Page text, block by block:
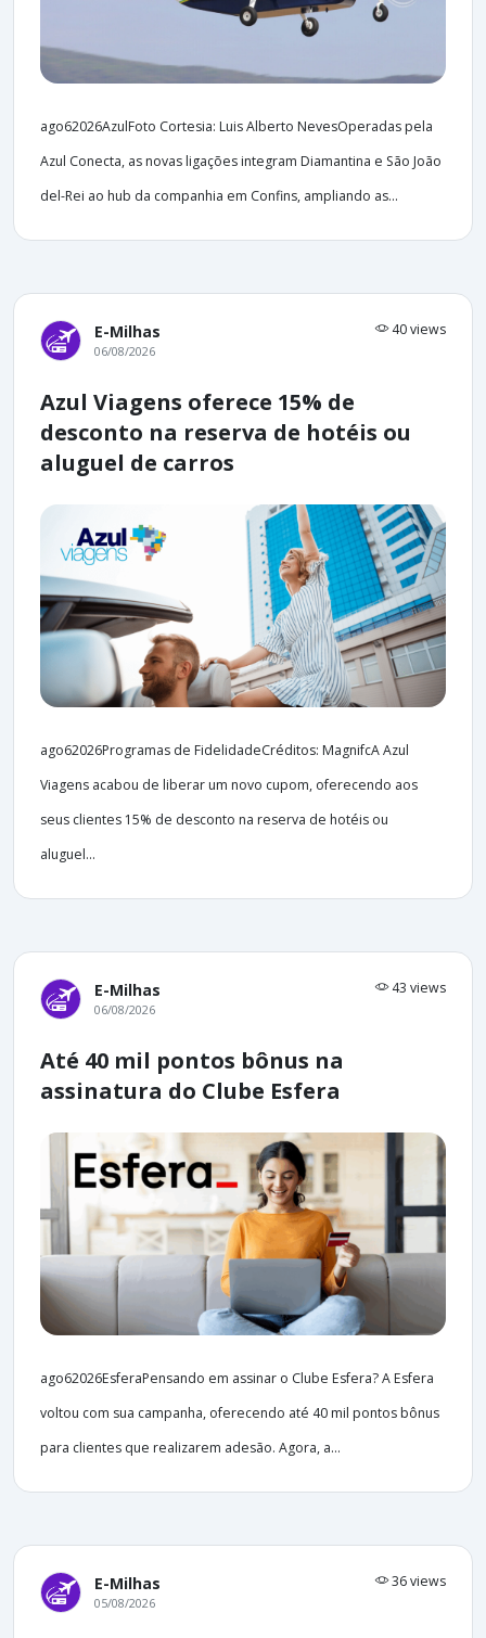
ago62026AzulFoto Cortesia: Luis Alberto NevesOperadas pela
Azul Conecta, as novas ligações integram Diamantina e São João
del-Rei ao hub da companhia em Confins, ampliando as...
E-Milhas 40 views
06/08/2026
Azul Viagens oferece 15% de
desconto na reserva de hotéis ou
aluguel de carros
ago62026Programas de FidelidadeCréditos: MagnifcA Azul
Viagens acabou de liberar um novo cupom, oferecendo aos
seus clientes 15% de desconto na reserva de hotéis ou
aluguel...
E-Milhas 43 views
06/08/2026
Até 40 mil pontos bônus na
assinatura do Clube Esfera
ago62026EsferaPensando em assinar o Clube Esfera? A Esfera
voltou com sua campanha, oferecendo até 40 mil pontos bônus
para clientes que realizarem adesão. Agora, a...
E-Milhas 36 views
05/08/2026